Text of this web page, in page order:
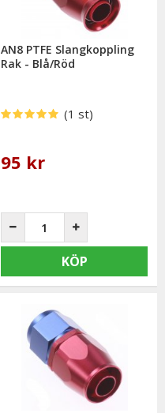
AN8 PTFE Slangkoppling
Rak - Blå/Röd
(1 st)
95 kr
KÖP